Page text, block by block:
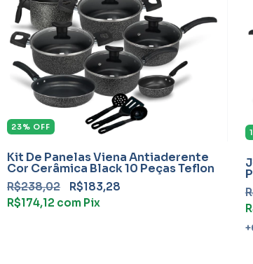
23% OFF
Kit De Panelas Viena Antiaderente
Cor Cerâmica Black 10 Peças Teflon
R$238,02
R$183,28
R$174,12 com Pix